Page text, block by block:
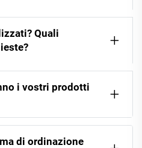
Quali
i vostri prodotti
di ordinazione